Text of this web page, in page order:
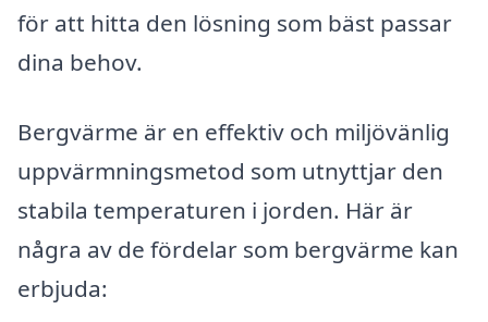
för att hitta den lösning som bäst passar
dina behov.
Bergvärme är en effektiv och miljövänlig
uppvärmningsmetod som utnyttjar den
stabila temperaturen i jorden. Här är
några av de fördelar som bergvärme kan
erbjuda: